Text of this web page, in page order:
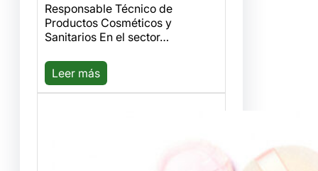
Responsable Técnico de
Productos Cosméticos y
Sanitarios En el sector…
Leer más